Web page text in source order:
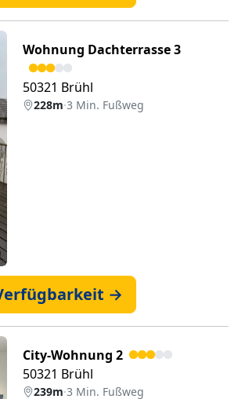
Wohnung Dachterrasse 3
50321 Brühl
228m·3 Min. Fußweg
→
City-Wohnung 2
50321 Brühl
239m·3 Min. Fußweg